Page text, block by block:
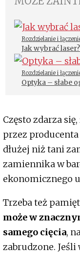
Rozdzielanie i
Jak wybrać laser?
Rozdzielanie i
Optyka – słabe
Często zdarza
przez producenta
dłużej niż tani
zamiennika w
ekonomicznego
Trzeba też
może w
samego cięcia,
zabrudzone. Jeśli